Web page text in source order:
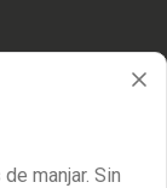
manjar. Sin